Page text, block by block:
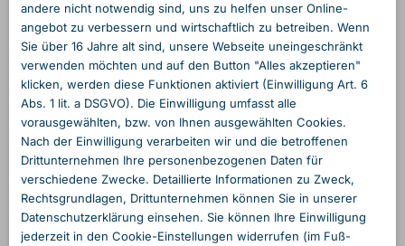
andere nicht notwendig sind, uns zu helfen unser Online­
angebot zu verbessern und wirtschaftlich zu betreiben. Wenn
Sie über 16 Jahre alt sind, unsere Webseite unein­geschränkt
verwenden möchten und auf den Button "Alles akzeptieren"
klicken, werden diese Funktionen aktiviert (Einwilligung Art. 6
Abs. 1 lit. a DSGVO). Die Einwilligung umfasst alle
vorausgewählten, bzw. von Ihnen ausgewählten Cookies.
Nach der Einwilligung verarbeiten wir und die betroffenen
Dritt­unternehmen Ihre personen­bezogenen Daten für
verschiedene Zwecke. Detaillierte Informationen zu Zweck,
Rechts­grundlagen, Dritt­unternehmen können Sie in unserer
Daten­schutzerklärung einsehen. Sie können Ihre Einwilligung
jederzeit in den Cookie-Einstellungen widerrufen (im Fuß­